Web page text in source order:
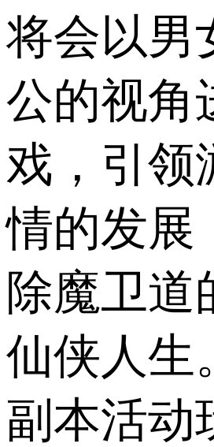
将会以男
公的视角
戏，引领
情的发展
除魔卫道
仙侠人生
副本活动